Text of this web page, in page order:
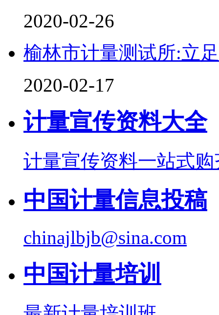
2020-02-26
榆林市计量测试所:立
2020-02-17
计量宣传资料大全
计量宣传资料一站式购
中国计量信息投稿
chinajlbjb@sina.com
中国计量培训